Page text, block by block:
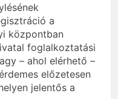
a
központban
foglalkoztatási
– ahol elérhető –
előzetesen
jelentős a